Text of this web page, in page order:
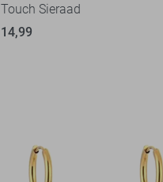
Touch Sieraad
14,99